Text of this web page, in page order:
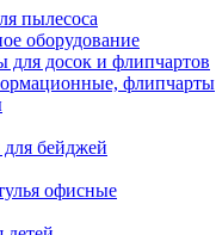
пылесоса
оборудование
для досок и флипчартов
флипчарты
бейджей
офисные